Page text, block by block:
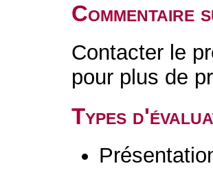
Commentaire
Contacter le
pour plus de
Types